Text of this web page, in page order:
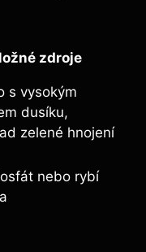
zdroje
s vysokým
dusíku,
zelené hnojení
nebo rybí